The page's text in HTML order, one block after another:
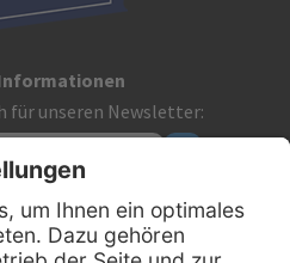
für unseren Newsletter: